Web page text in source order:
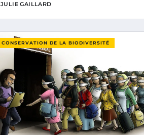
JULIE GAILLARD
CONSERVATION DE LA BIODIVERSITÉ